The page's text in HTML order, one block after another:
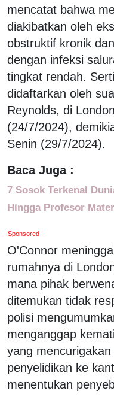
mencatat bahwa
diakibatkan oleh
obstruktif kronik
dengan infeksi
tingkat rendah.
didaftarkan oleh
Reynolds, di
(24/7/2024),
Senin (29/7/2024).
Baca Juga :
7 Sosok Terkenal
Hingga Profesor
Sponsored
O'Connor
rumahnya di
mana pihak
ditemukan tidak
polisi
menganggap
yang
penyelidikan ke
menentukan